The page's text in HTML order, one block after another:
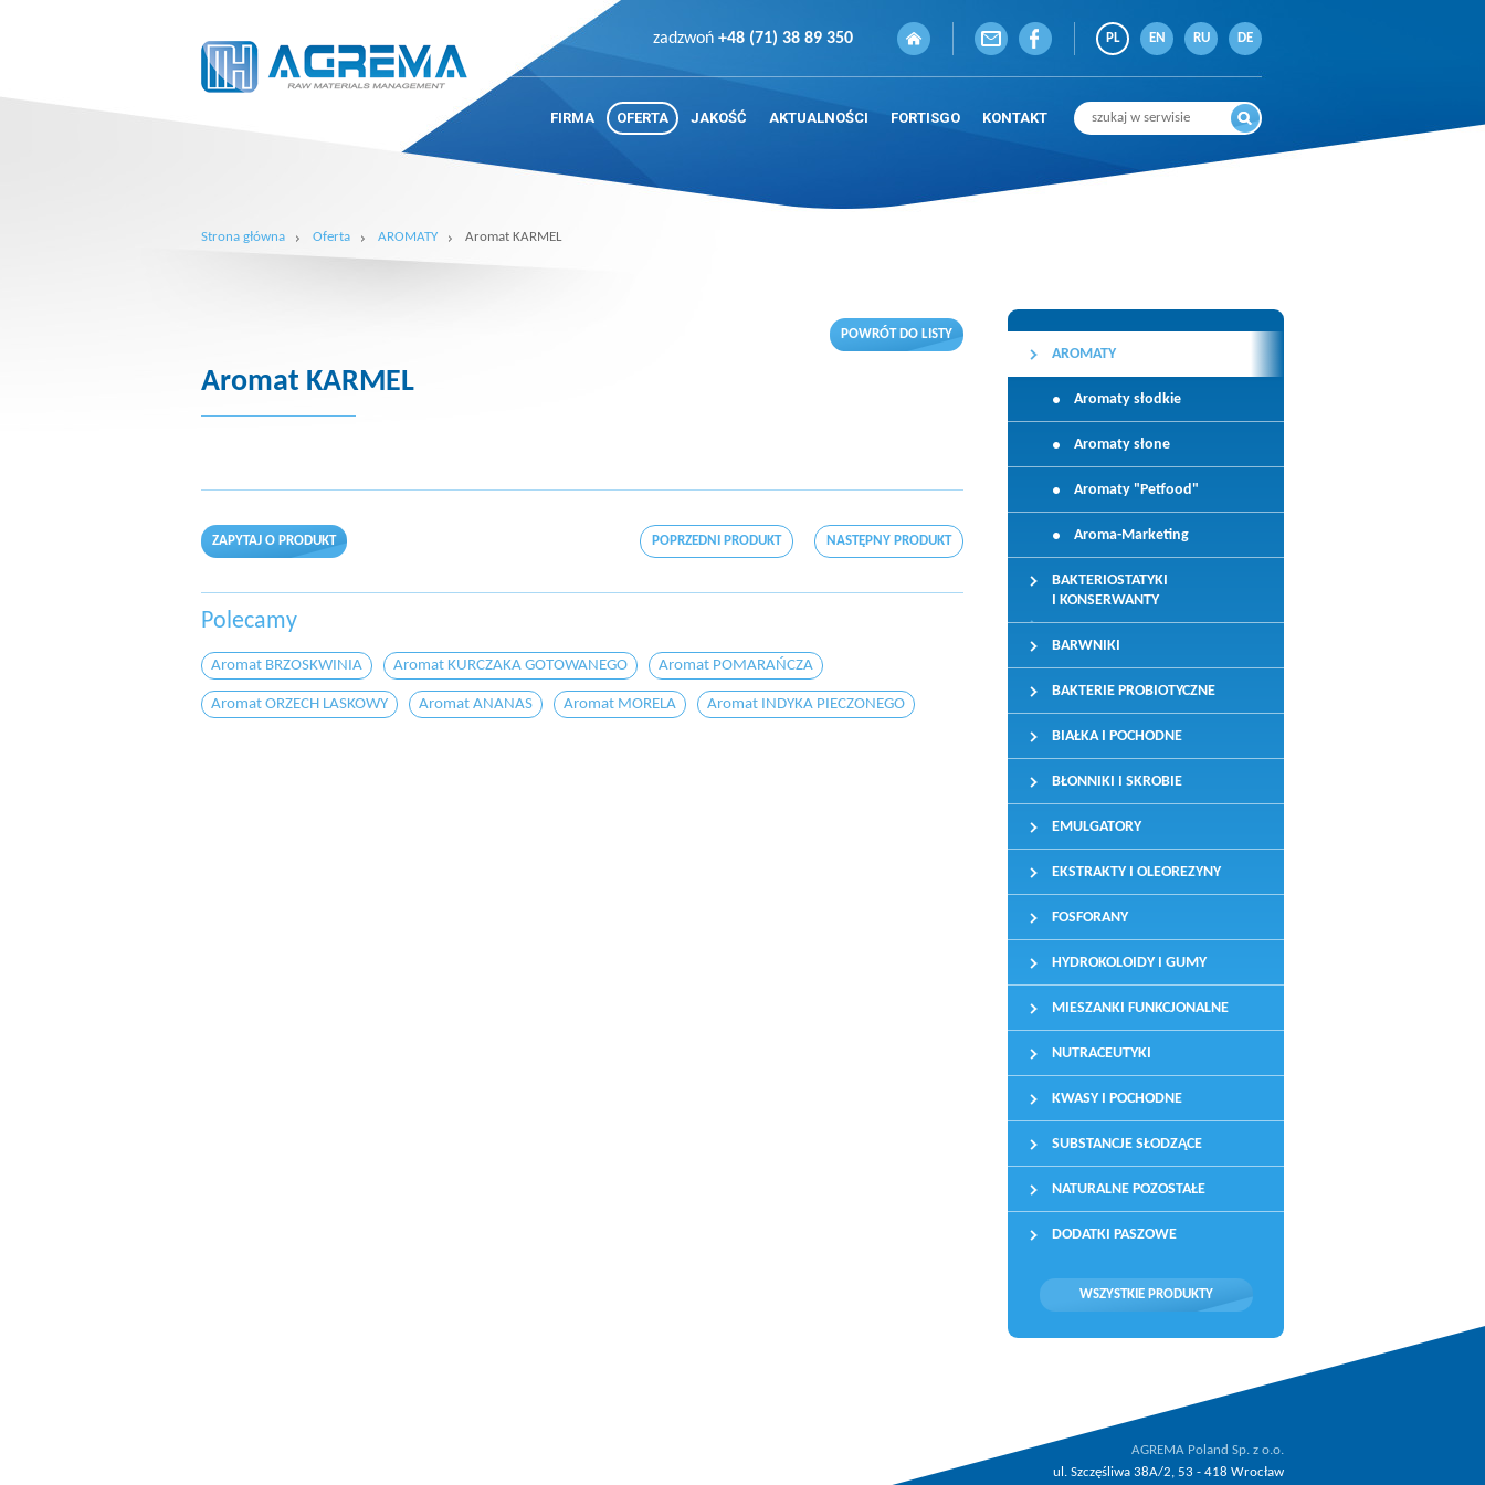
zadzwoń +48 (71) 38 89 350 PL EN RU DE
FIRMA OFERTA JAKOŚĆ AKTUALNOŚCI FORTISGO KONTAKT
Strona główna Oferta AROMATY Aromat KARMEL
AROMATY
Aromaty słodkie
Aromaty słone
Aromaty "Petfood"
Aroma-Marketing
BAKTERIOSTATYKI
I KONSERWANTY
BARWNIKI
BAKTERIE PROBIOTYCZNE
BIAŁKA I POCHODNE
BŁONNIKI I SKROBIE
EMULGATORY
EKSTRAKTY I OLEOREZYNY
FOSFORANY
HYDROKOLOIDY I GUMY
MIESZANKI FUNKCJONALNE
NUTRACEUTYKI
KWASY I POCHODNE
SUBSTANCJE SŁODZĄCE
NATURALNE POZOSTAŁE
DODATKI PASZOWE
WSZYSTKIE PRODUKTY
POWRÓT DO LISTY
Aromat KARMEL
ZAPYTAJ O PRODUKT POPRZEDNI PRODUKT NASTĘPNY PRODUKT
Polecamy
Aromat BRZOSKWINIA Aromat KURCZAKA GOTOWANEGO Aromat POMARAŃCZA
Aromat ORZECH LASKOWY Aromat ANANAS Aromat MORELA Aromat INDYKA PIECZONEGO
AGREMA Poland Sp. z o.o.
ul. Szczęśliwa 38A/2, 53 - 418 Wrocław